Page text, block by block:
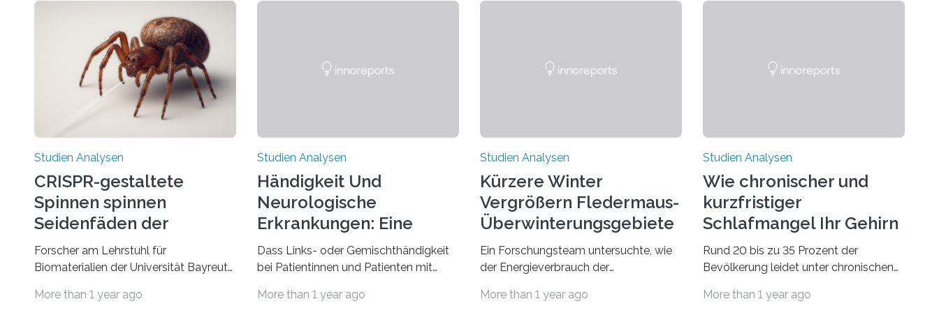
Studien Analysen
CRISPR-gestaltete
Spinnen spinnen
Seidenfäden der
nächsten Generation
Forscher am Lehrstuhl für
Biomaterialien der Universität Bayreuth
„Genschere“ CRISPR-Cas9 bei Spinnen
More than 1 year ago
Studien Analysen
Händigkeit Und
Neurologische
Erkrankungen: Eine
Verbindung Entdecken
Dass Links- oder Gemischthändigkeit
bei Patientinnen und Patienten mit
Erkrankungen wie Autismus-Spektrum-
More than 1 year ago
Studien Analysen
Kürzere Winter
Vergrößern Fledermaus-
Überwinterungsgebiete
in Europa
Ein Forschungsteam untersuchte, wie
der Energieverbrauch der
von der Temperatur beeinflusst wird,
More than 1 year ago
Studien Analysen
Wie chronischer und
kurzfristiger
Schlafmangel Ihr Gehirn
verändert
Rund 20 bis zu 35 Prozent der
Bevölkerung leidet unter chronischen
sogar die Hälfte aller Menschen. Fast
More than 1 year ago